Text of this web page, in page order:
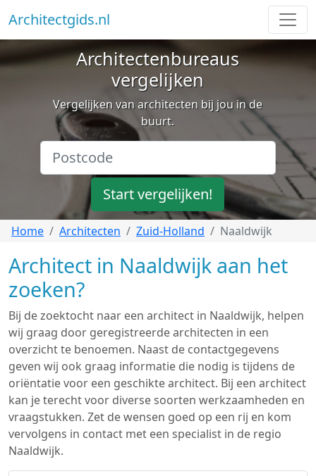
Architectgids.nl
Architectenbureaus
vergelijken
Vergelijken van architecten bij jou in de
buurt.
Start vergelijken!
Home Architecten Zuid-Holland Naaldwijk
Architect in Naaldwijk aan het
zoeken?
Bij de zoektocht naar een architect in Naaldwijk, helpen
wij graag door geregistreerde architecten in een
overzicht te benoemen. Naast de contactgegevens
geven wij ook graag informatie die nodig is tijdens de
oriëntatie voor een geschikte architect. Bij een architect
kan je terecht voor diverse soorten werkzaamheden en
vraagstukken. Zet de wensen goed op een rij en kom
vervolgens in contact met een specialist in de regio
Naaldwijk.